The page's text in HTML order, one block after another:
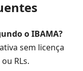
o IBAMA?
sem licença
RLs.